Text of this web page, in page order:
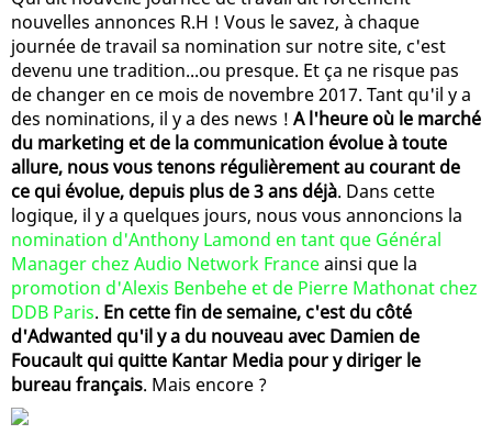
nouvelles annonces R.H ! Vous le savez, à chaque
journée de travail sa nomination sur notre site, c'est
devenu une tradition...ou presque. Et ça ne risque pas
de changer en ce mois de novembre 2017. Tant qu'il y a
des nominations, il y a des news ! A l'heure où le marché
du marketing et de la communication évolue à toute
allure, nous vous tenons régulièrement au courant de
ce qui évolue, depuis plus de 3 ans déjà. Dans cette
logique, il y a quelques jours, nous vous annoncions la
nomination d'Anthony Lamond en tant que Général
Manager chez Audio Network Franceainsi que la
promotion d'Alexis Benbehe et de Pierre Mathonat chez
DDB Paris. En cette fin de semaine, c'est du côté
d'Adwanted qu'il y a du nouveau avec Damien de
Foucault qui quitte Kantar Media pour y diriger le
bureau français. Mais encore ?